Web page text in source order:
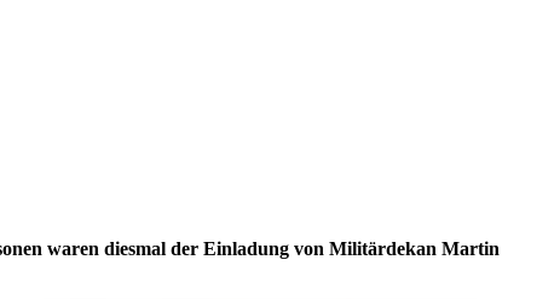
waren diesmal der Einladung von Militärdekan Martin